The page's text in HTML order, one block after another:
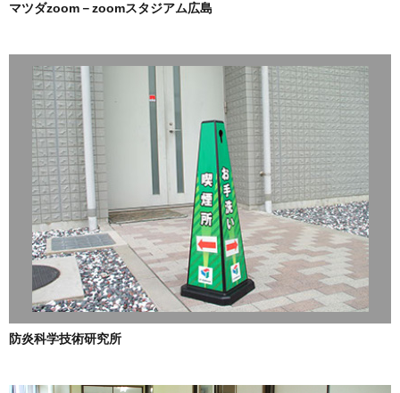
マツダzoom－zoomスタジアム広島
防炎科学技術研究所